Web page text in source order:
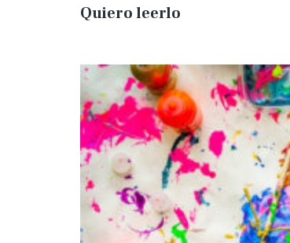
Quiero leerlo
una
ponencia
a
una
WordCamp